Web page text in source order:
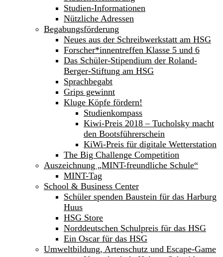
Studien-Informationen
Nützliche Adressen
Begabungsförderung
Neues aus der Schreibwerkstatt am HSG
Forscher*innentreffen Klasse 5 und 6
Das Schüler-Stipendium der Roland-
Berger-Stiftung am HSG
Sprachbegabt
Grips gewinnt
Kluge Köpfe fördern!
Studienkompass
Kiwi-Preis 2018 – Tucholsky macht
den Bootsführerschein
KiWi-Preis für digitale Wetterstation
The Big Challenge Competition
Auszeichnung „MINT-freundliche Schule“
MINT-Tag
School & Business Center
Schüler spenden Baustein für das Harburg
Huus
HSG Store
Norddeutschen Schulpreis für das HSG
Ein Oscar für das HSG
Umweltbildung, Artenschutz und Escape-Game